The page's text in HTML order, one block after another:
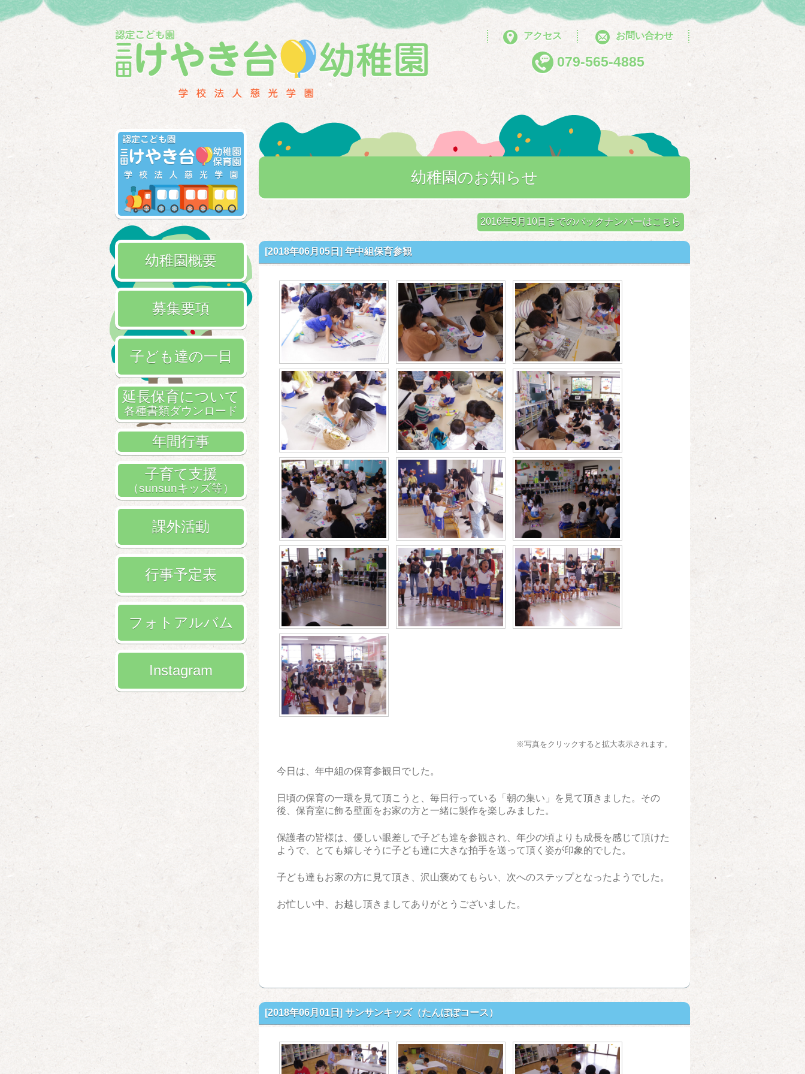
アクセス お問い合わせ
079-565-4885
幼稚園概要
募集要項
子ども達の一日
延長保育について
各種書類ダウンロード
年間行事
子育て支援
（sunsunキッズ等）
課外活動
行事予定表
フォトアルバム
Instagram
幼稚園のお知らせ
2016年5月10日までのバックナンバーはこちら
[2018年06月05日] 年中組保育参観
※写真をクリックすると拡大表示されます。
今日は、年中組の保育参観日でした。
日頃の保育の一環を見て頂こうと、毎日行っている「朝の集い」を見て頂きました。その
後、保育室に飾る壁面をお家の方と一緒に製作を楽しみました。
保護者の皆様は、優しい眼差しで子ども達を参観され、年少の頃よりも成長を感じて頂けた
ようで、とても嬉しそうに子ども達に大きな拍手を送って頂く姿が印象的でした。
子ども達もお家の方に見て頂き、沢山褒めてもらい、次へのステップとなったようでした。
お忙しい中、お越し頂きましてありがとうございました。
[2018年06月01日] サンサンキッズ（たんぽぽコース）